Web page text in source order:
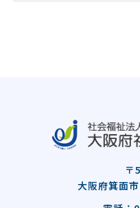
〒
大阪府箕面